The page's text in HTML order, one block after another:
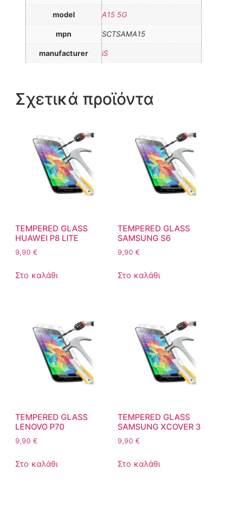
model A15 5G
mpn SCTSAMA15
manufacturer iS
Σχετικά προϊόντα
TEMPERED GLASS
HUAWEI P8 LITE
9,90 €
Στο καλάθι
TEMPERED GLASS
SAMSUNG S6
9,90 €
Στο καλάθι
TEMPERED GLASS
LENOVO P70
9,90 €
Στο καλάθι
TEMPERED GLASS
SAMSUNG XCOVER 3
9,90 €
Στο καλάθι